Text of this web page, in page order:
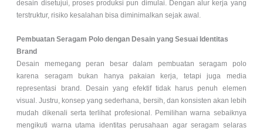
desain disetujui, proses produksi pun dimulai. Dengan alur kerja yang
terstruktur, risiko kesalahan bisa diminimalkan sejak awal.
Pembuatan Seragam Polo dengan Desain yang Sesuai Identitas
Brand
Desain memegang peran besar dalam pembuatan seragam polo
karena seragam bukan hanya pakaian kerja, tetapi juga media
representasi brand. Desain yang efektif tidak harus penuh elemen
visual. Justru, konsep yang sederhana, bersih, dan konsisten akan lebih
mudah dikenali serta terlihat profesional. Pemilihan warna sebaiknya
mengikuti warna utama identitas perusahaan agar seragam selaras